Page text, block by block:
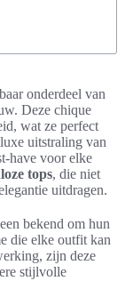
onderdeel van
Deze chique
wat ze perfect
uitstraling van
have voor elke
tops, die niet
uitdragen.
bekend om hun
die elke outfit kan
zijn deze
stijlvolle